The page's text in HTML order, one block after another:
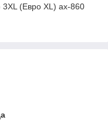
(Евро XL) ax-860